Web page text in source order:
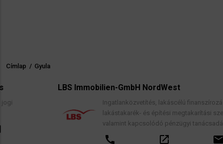
Morzsa
Címlap / Gyula
LBS Immobilien-GmbH NordWest
Ingatlanközvetítés, lakáscélú finanszírozási hitelek,
lakástakarék- és építési megtakarítási szerződések,
valamint kapcsolódó pénzügyi tanácsadás.